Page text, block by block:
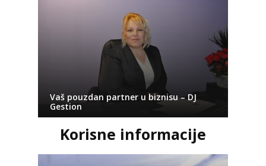
Vaš pouzdan partner u biznisu – DJ
Gestion
Korisne informacije